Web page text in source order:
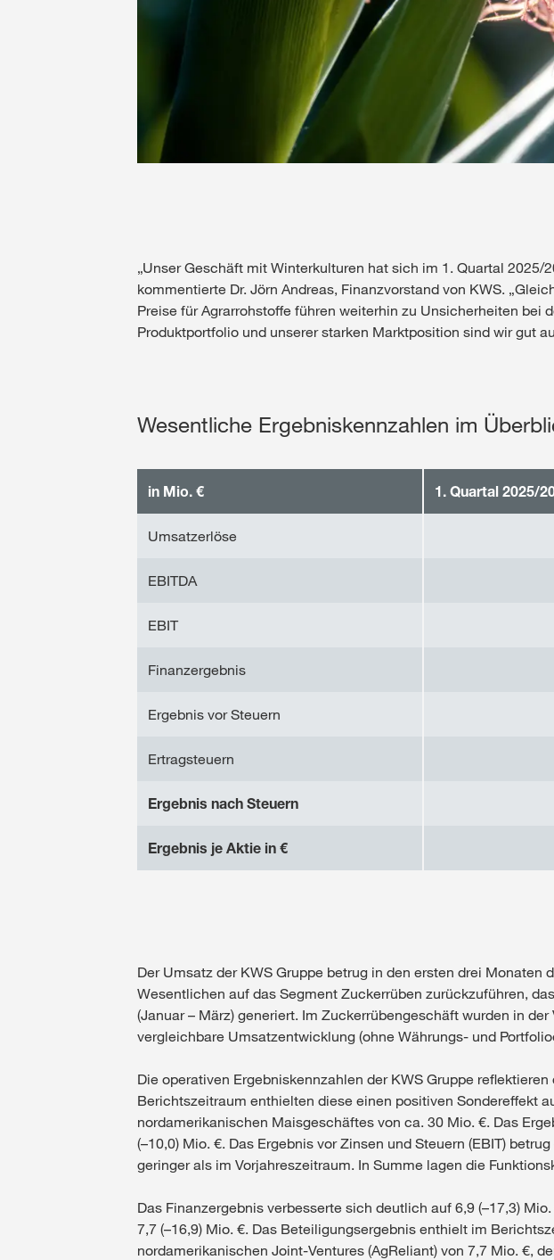
„Unser Geschäft mit Winterkulturen hat sich im 1. Quartal
kommentierte Dr. Jörn Andreas, Finanzvorstand von KWS.
Preise für Agrarrohstoffe führen weiterhin zu Unsicherheiten
Produktportfolio und unserer starken Marktposition sind wir gut
Wesentliche Ergebniskennzahlen im
in Mio. € 1. Quartal 2025/
Umsatzerlöse
EBITDA
EBIT
Finanzergebnis
Ergebnis vor Steuern
Ertragsteuern
Ergebnis nach Steuern
Ergebnis je Aktie in €
Der Umsatz der KWS Gruppe betrug in den ersten drei
Wesentlichen auf das Segment Zuckerrüben zurückzuführen,
(Januar – März) generiert. Im Zuckerrübengeschäft wurden in
vergleichbare Umsatzentwicklung (ohne Währungs- und
Die operativen Ergebniskennzahlen der KWS Gruppe
Berichtszeitraum enthielten diese einen positiven Sondereffekt
nordamerikanischen Maisgeschäftes von ca. 30 Mio. €. Das
(–10,0) Mio. €. Das Ergebnis vor Zinsen und Steuern (EBIT)
geringer als im Vorjahreszeitraum. In Summe lagen die
Das Finanzergebnis verbesserte sich deutlich auf 6,9 (–17,3)
7,7 (–16,9) Mio. €. Das Beteiligungsergebnis enthielt im
nordamerikanischen Joint-Ventures (AgReliant) von 7,7 Mio. €,